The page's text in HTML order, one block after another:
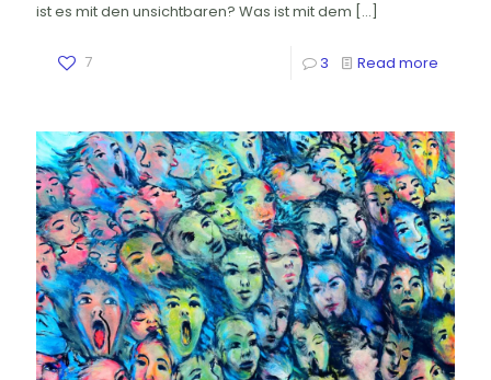
ist es mit den unsichtbaren? Was ist mit dem […]
7 3 Read more